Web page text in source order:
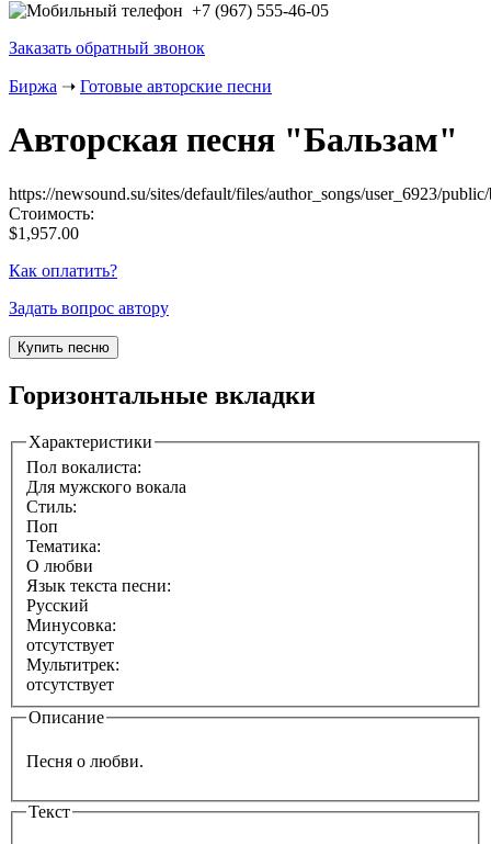
+7 (967) 555-46-05
Заказать обратный звонок
Биржа ➝ Готовые авторские песни
Авторская песня "Бальзам"
https://newsound.su/sites/default/files/author_songs/user_6923/
Стоимость:
$1,957.00
Как оплатить?
Задать вопрос автору
Горизонтальные вкладки
Характеристики
Пол вокалиста:
Для мужского вокала
Стиль:
Поп
Тематика:
О любви
Язык текста песни:
Русский
Минусовка:
отсутствует
Мультитрек:
отсутствует
Описание
Песня о любви.
Текст